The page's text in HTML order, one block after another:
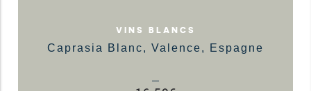
VINS BLANCS
Caprasia Blanc, Valence, Espagne